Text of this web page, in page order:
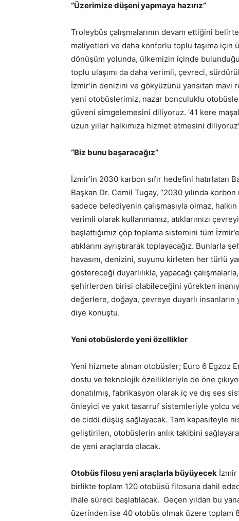
“Üzerimize düşeni yapmaya hazırız”
Troleybüs çalışmalarının devam ettiğini
maliyetleri ve daha konforlu toplu taşıma için
dönüşüm yolunda, ülkemizin içinde
toplu ulaşımı da daha verimli, çevreci,
İzmir’in denizini ve gökyüzünü yansıtan
yeni otobüslerimiz, nazar bonculuklu
güveni simgelemesini diliyoruz. ‘41 kere
uzun yıllar halkımıza hizmet etmesini
“Biz bunu başaracağız”
İzmir’in 2030 karbon sıfır hedefini hatırlatan
Başkan Dr. Cemil Tugay, “2030 yılında
sadece belediyenin çalışmasıyla olmaz,
verimli olarak kullanmamız, atıklarımızı
başlattığımız çöp toplama sistemini tüm
atıklarını ayrıştırarak toplayacağız.
havasını, denizini, suyunu kirleten her türlü
göstereceği duyarlılıkla, yapacağı
şehirlerden birisi olabileceğini yürekten
değerlere, doğaya, çevreye duyarlı insanların
diye konuştu.
Yeni otobüslerde yeni özellikler
Yeni hizmete alınan otobüsler; Euro 6 Egzoz
dostu ve teknolojik özellikleriyle de öne
donatılmış, fabrikasyon olarak iç ve dış ses
önleyici ve yakıt tasarruf sistemleriyle yolcu
de ciddi düşüş sağlayacak. Tam kapasiteyle
geliştirilen, otobüslerin anlık takibini
de yeni araçlarda olacak.
Otobüs filosu yeni araçlarla büyüyecek İzmir
birlikte toplam 120 otobüsü filosuna dahil
ihale süreci başlatılacak. Geçen yıldan bu
üzerinden ise 40 otobüs olmak üzere toplam